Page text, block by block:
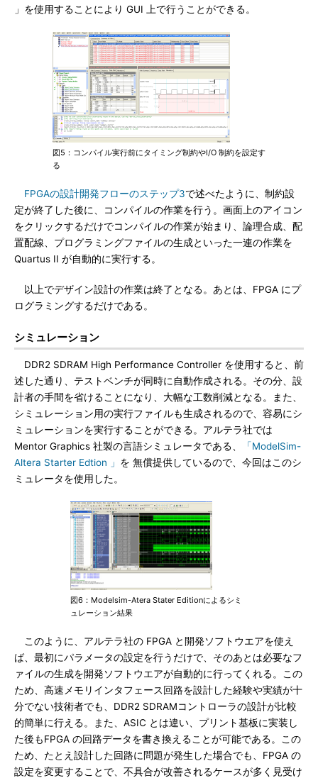
」を使用することにより GUI 上で行うことができる。
図5：コンパイル実行前にタイミング制約やI/O 制約を設定す
る
FPGAの設計開発フローのステップ3で述べたように、制約設
定が終了した後に、コンパイルの作業を行う。画面上のアイコン
をクリックするだけでコンパイルの作業が始まり、論理合成、配
置配線、プログラミングファイルの生成といった一連の作業を
Quartus II が自動的に実行する。
以上でデザイン設計の作業は終了となる。あとは、FPGA にプ
ログラミングするだけである。
シミュレーション
DDR2 SDRAM High Performance Controller を使用すると、前
述した通り、テストベンチが同時に自動作成される。その分、設
計者の手間を省けることになり、大幅な工数削減となる。また、
シミュレーション用の実行ファイルも生成されるので、容易にシ
ミュレーションを実行することができる。アルテラ社では
Mentor Graphics 社製の言語シミュレータである、
「ModelSim-
Altera Starter Edtion 」 を 無償提供しているので、今回はこのシ
ミュレータを使用した。
図6：Modelsim-Atera Stater Editionによるシミ
ュレーション結果
このように、アルテラ社の FPGA と開発ソフトウエアを使え
ば、最初にパラメータの設定を行うだけで、そのあとは必要なフ
ァイルの生成を開発ソフトウエアが自動的に行ってくれる。この
ため、高速メモリインタフェース回路を設計した経験や実績が十
分でない技術者でも、DDR2 SDRAMコントローラの設計が比較
的簡単に行える。また、ASIC とは違い、プリント基板に実装し
た後もFPGA の回路データを書き換えることが可能である。この
ため、たとえ設計した回路に問題が発生した場合でも、FPGA の
設定を変更することで、不具合が改善されるケースが多く見受け